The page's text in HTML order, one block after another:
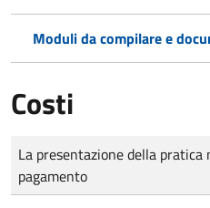
Moduli da compilare e
Costi
Tipo di pagamento
Importo
La presentazione della pratica
pagamento